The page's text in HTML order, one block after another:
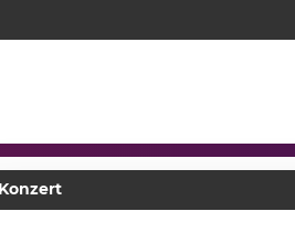
Konzert